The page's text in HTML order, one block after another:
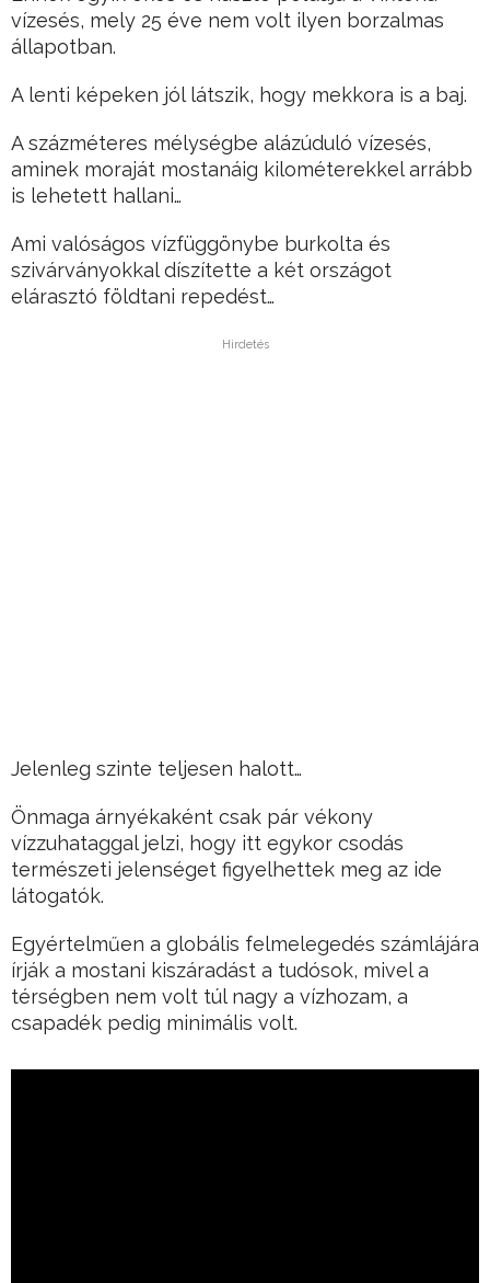
vízesés, mely 25 éve nem volt ilyen borzalmas
állapotban.
A lenti képeken jól látszik, hogy mekkora is a baj.
A százméteres mélységbe alázúduló vízesés,
aminek moraját mostanáig kilométerekkel arrább
is lehetett hallani…
Ami valóságos vízfüggönybe burkolta és
szivárványokkal díszítette a két országot
elárasztó földtani repedést…
Hirdetés
Jelenleg szinte teljesen halott…
Önmaga árnyékaként csak pár vékony
vízzuhataggal jelzi, hogy itt egykor csodás
természeti jelenséget figyelhettek meg az ide
látogatók.
Egyértelműen a globális felmelegedés számlájára
írják a mostani kiszáradást a tudósok, mivel a
térségben nem volt túl nagy a vízhozam, a
csapadék pedig minimális volt.